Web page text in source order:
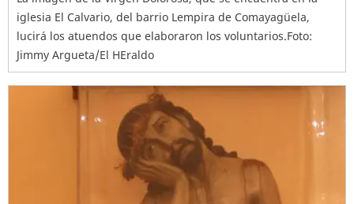
iglesia El Calvario, del barrio Lempira de Comayagüela,
lucirá los atuendos que elaboraron los voluntarios.Foto:
Jimmy Argueta/El HEraldo